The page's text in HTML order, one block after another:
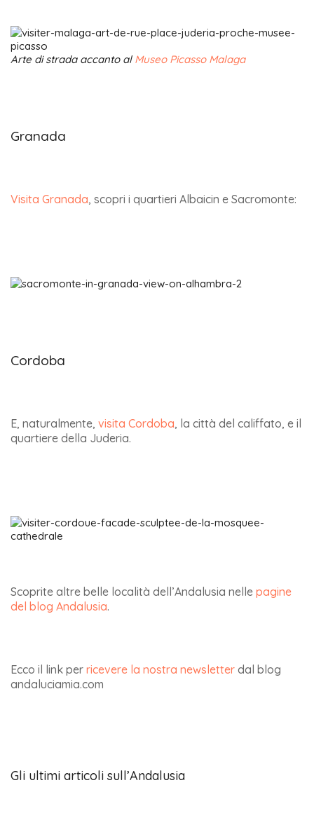
Arte di strada accanto al Museo Picasso Malaga
Granada
Visita Granada, scopri i quartieri Albaicin e Sacromonte:
Cordoba
E, naturalmente, visita Cordoba, la città del califfato, e il
quartiere della Juderia.
Scoprite altre belle località dell’Andalusia nelle pagine
del blog Andalusia.
Ecco il link per ricevere la nostra newsletter dal blog
andaluciamia.com
Gli ultimi articoli sull’Andalusia